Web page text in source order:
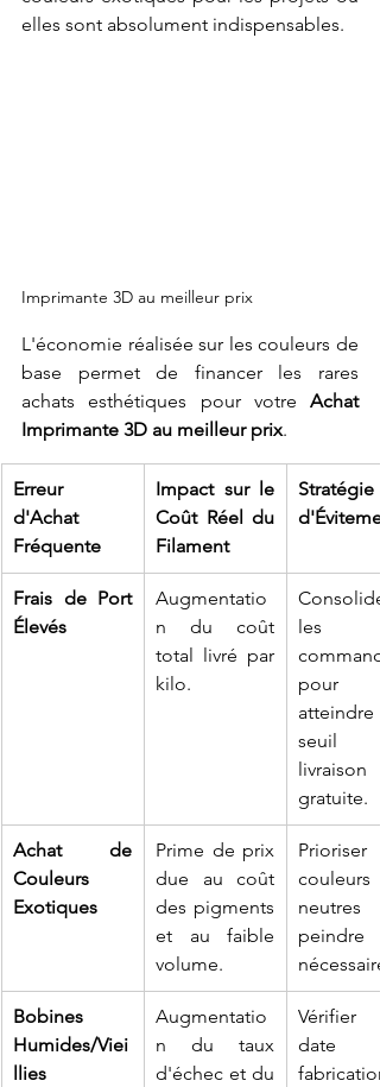
elles sont absolument indispensables.
Imprimante 3D au meilleur prix
L'économie réalisée sur les couleurs de
base permet de financer les rares
achats esthétiques pour votre Achat
Imprimante 3D au meilleur prix.
Erreur
d'Achat
Fréquente
Impact sur le
Coût Réel du
Filament
Stratégie
Frais de Port
Élevés
Augmentatio
n du coût
total livré par
kilo.
Consolider
les
pour
seuil
livraison
gratuite.
Achat de
Couleurs
Exotiques
Prime de prix
due au coût
des pigments
et au faible
volume.
Prioriser
couleurs
nécessaire.
Bobines
Humides/Viei
llies
Augmentatio
n du taux
d'échec et du
date